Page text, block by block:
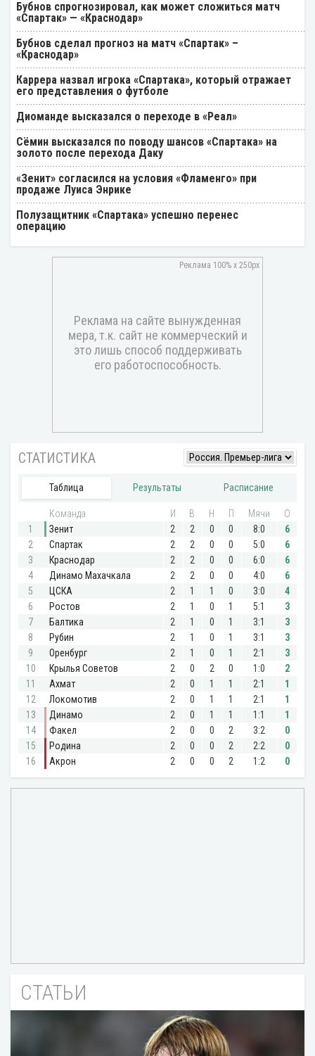
Бубнов спрогнозировал, как может сложиться матч
«Спартак» — «Краснодар»
Бубнов сделал прогноз на матч «Спартак» –
«Краснодар»
Каррера назвал игрока «Спартака», который отражает
его представления о футболе
Диоманде высказался о переходе в «Реал»
Cёмин высказался по поводу шансов «Спартака» на
золото после перехода Даку
«Зенит» согласился на условия «Фламенго» при
продаже Луиса Энрике
Полузащитник «Спартака» успешно перенес
операцию
СТАТЬИ